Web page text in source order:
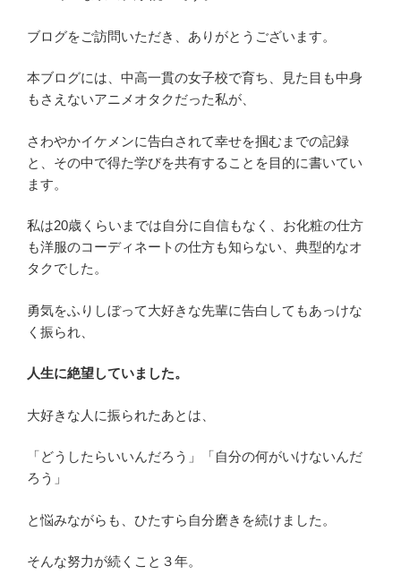
ブログをご訪問いただき、ありがとうございます。
本ブログには、中高一貫の女子校で育ち、見た目も中身
もさえないアニメオタクだった私が、
さわやかイケメンに告白されて幸せを掴むまでの記録
と、その中で得た学びを共有することを目的に書いてい
ます。
私は20歳くらいまでは自分に自信もなく、お化粧の仕方
も洋服のコーディネートの仕方も知らない、典型的なオ
タクでした。
勇気をふりしぼって大好きな先輩に告白してもあっけな
く振られ、
人生に絶望していました。
大好きな人に振られたあとは、
「どうしたらいいんだろう」「自分の何がいけないんだ
ろう」
と悩みながらも、ひたすら自分磨きを続けました。
そんな努力が続くこと３年。